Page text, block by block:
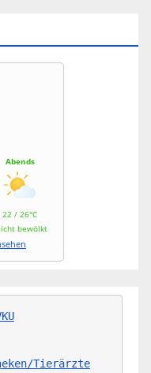
Abends
22 / 26°C
bewölkt
Tierärzte